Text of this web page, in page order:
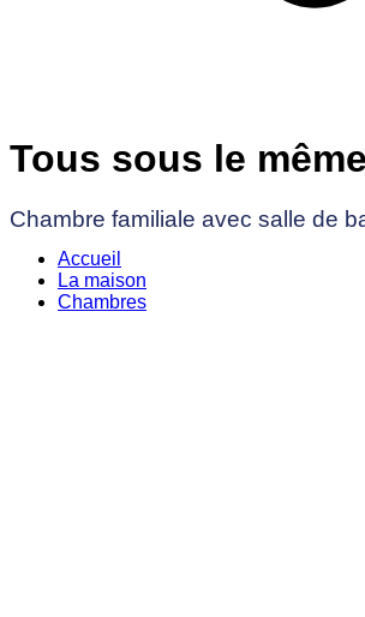
Accueil
La maison
Chambres
Tous sous le
Chambre familiale avec salle de